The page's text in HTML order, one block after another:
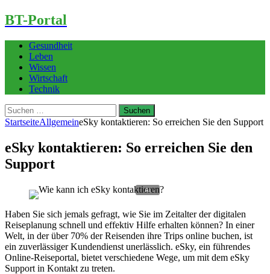
BT-Portal
Gesundheit
Leben
Wissen
Wirtschaft
Technik
Suchen
nach:
StartseiteAllgemeineSky kontaktieren: So erreichen Sie den Support
eSky kontaktieren: So erreichen Sie den
Support
Haben Sie sich jemals gefragt, wie Sie im Zeitalter der digitalen
Reiseplanung schnell und effektiv Hilfe erhalten können? In einer
Welt, in der über 70% der Reisenden ihre Trips online buchen, ist
ein zuverlässiger Kundendienst unerlässlich. eSky, ein führendes
Online-Reiseportal, bietet verschiedene Wege, um mit dem eSky
Support in Kontakt zu treten.